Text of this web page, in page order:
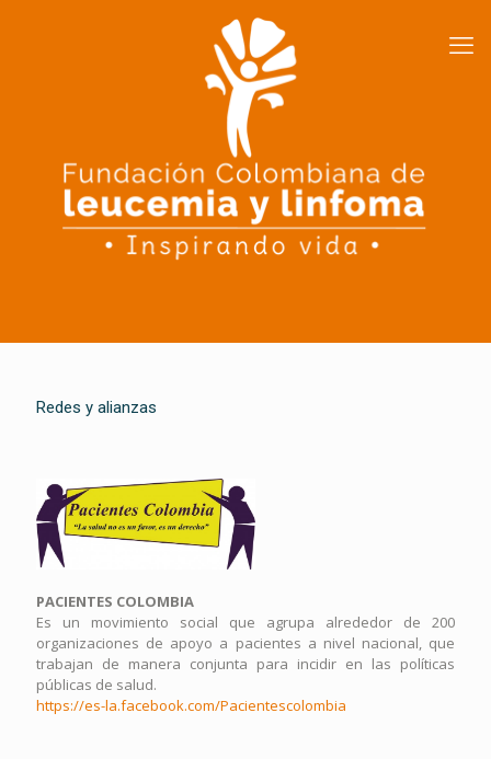
Redes y alianzas
PACIENTES COLOMBIA
Es un movimiento social que agrupa alrededor de 200
organizaciones de apoyo a pacientes a nivel nacional, que
trabajan de manera conjunta para incidir en las políticas
públicas de salud.
https://es-la.facebook.com/Pacientescolombia